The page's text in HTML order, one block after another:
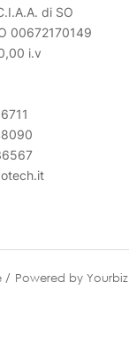
di SO
00672170149
i.v
Powered by Yourbiz